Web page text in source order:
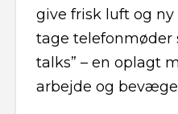
give frisk luft og ny
tage telefonmøder
talks” – en oplagt
arbejde og